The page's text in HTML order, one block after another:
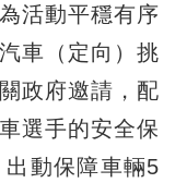
活動平穩有序
車（定向）挑
政府邀請，配
選手的安全保
動保障車輛5